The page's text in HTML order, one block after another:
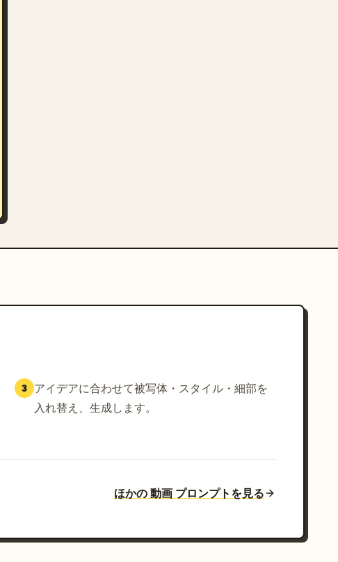
3
アイデアに合わせて被写体・スタイル・細部を
入れ替え、生成します。
ほかの 動画 プロンプトを見る